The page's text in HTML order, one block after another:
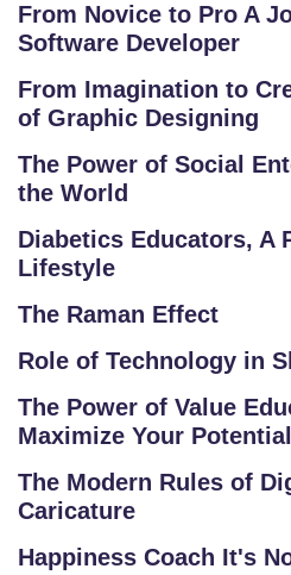
From Novice to Pro A
Software Developer
From Imagination to
of Graphic Designing
The Power of Social
the World
Diabetics Educators, A
Lifestyle
The Raman Effect
Role of Technology in
The Power of Value
Maximize Your Potential
The Modern Rules of
Caricature
Happiness Coach It's